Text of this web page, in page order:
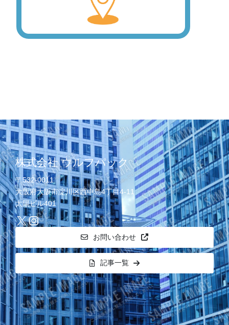
株式会社 ウルフパック
〒532-0011
大阪府大阪市淀川区西中島4丁目4-11
太陽ビル401
X <i class="fa-solid fa-user-tie"></i>
お問い合わせ
記事一覧